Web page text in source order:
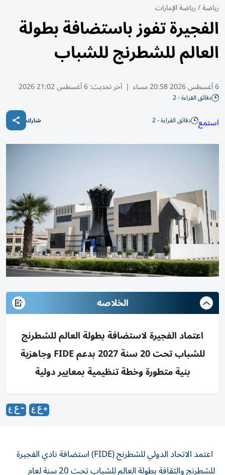
رياضة/رياضة الإمارات
الفجيرة تفوز باستضافة بطولة
العالم للشطرنج للشباب
6 أغسطس 2026 20:58 مساء | آخر تحديث:6 أغسطس 21:02 2026
دقائق القراءة - 2
استمع دقائق القراءة - 2 شارك
الخلاصه
اعتماد الفجيرة لاستضافة بطولة العالم للشطرنج
للشباب تحت 20 سنة 2027 بدعم FIDE وجاهزية
بنية متطورة وخطة تنظيمية بمعايير دولية
للشطرنج والثقافة بطولة العالم للشباب تحت 20 سنة لعام